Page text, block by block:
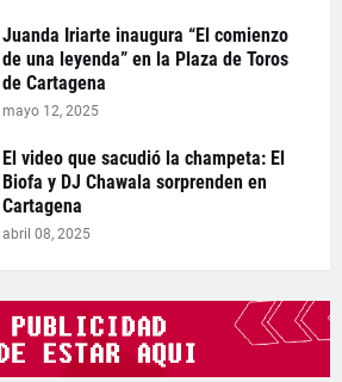
Juanda Iriarte inaugura “El comienzo
de una leyenda” en la Plaza de Toros
de Cartagena
mayo 12, 2025
El video que sacudió la champeta: El
Biofa y DJ Chawala sorprenden en
Cartagena
abril 08, 2025